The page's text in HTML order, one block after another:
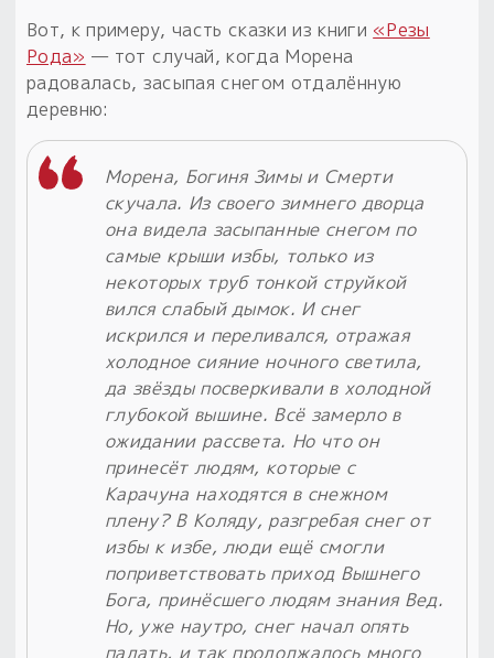
Вот, к примеру, часть сказки из книги «Резы
Рода» — тот случай, когда Морена
радовалась, засыпая снегом отдалённую
деревню:
Морена, Богиня Зимы и Смерти
скучала. Из своего зимнего дворца
она видела засыпанные снегом по
самые крыши избы, только из
некоторых труб тонкой струйкой
вился слабый дымок. И снег
искрился и переливался, отражая
холодное сияние ночного светила,
да звёзды посверкивали в холодной
глубокой вышине. Всё замерло в
ожидании рассвета. Но что он
принесёт людям, которые с
Карачуна находятся в снежном
плену? В Коляду, разгребая снег от
избы к избе, люди ещё смогли
поприветствовать приход Вышнего
Бога, принёсшего людям знания Вед.
Но, уже наутро, снег начал опять
падать, и так продолжалось много